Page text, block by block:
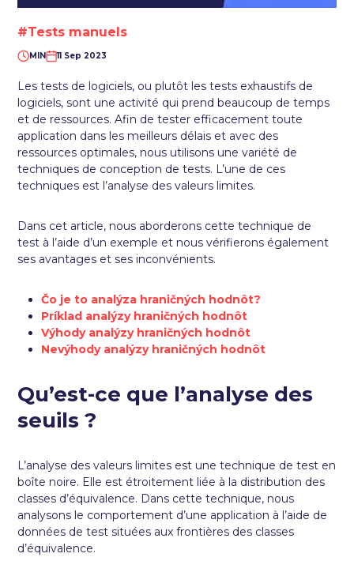
#Tests manuels
MIN 11 Sep 2023
Les tests de logiciels, ou plutôt les tests exhaustifs de
logiciels, sont une activité qui prend beaucoup de temps
et de ressources. Afin de tester efficacement toute
application dans les meilleurs délais et avec des
ressources optimales, nous utilisons une variété de
techniques de conception de tests. L’une de ces
techniques est l’analyse des valeurs limites.
Dans cet article, nous aborderons cette technique de
test à l’aide d’un exemple et nous vérifierons également
ses avantages et ses inconvénients.
Čo je to analýza hraničných hodnôt?
Príklad analýzy hraničných hodnôt
Výhody analýzy hraničných hodnôt
Nevýhody analýzy hraničných hodnôt
Qu’est-ce que l’analyse des
seuils ?
L’analyse des valeurs limites est une technique de test en
boîte noire. Elle est étroitement liée à la distribution des
classes d’équivalence. Dans cette technique, nous
analysons le comportement d’une application à l’aide de
données de test situées aux frontières des classes
d’équivalence.